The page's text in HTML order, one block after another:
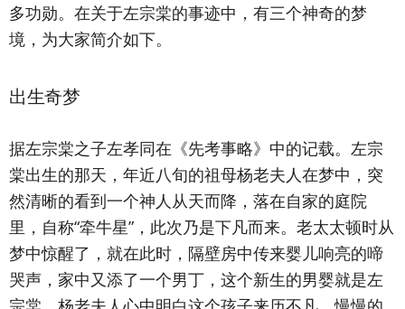
多功勋。在关于左宗棠的事迹中，有三个神奇的梦
境，为大家简介如下。
出生奇梦
据左宗棠之子左孝同在《先考事略》中的记载。左宗
棠出生的那天，年近八旬的祖母杨老夫人在梦中，突
然清晰的看到一个神人从天而降，落在自家的庭院
里，自称“牵牛星”，此次乃是下凡而来。老太太顿时从
梦中惊醒了，就在此时，隔壁房中传来婴儿响亮的啼
哭声，家中又添了一个男丁，这个新生的男婴就是左